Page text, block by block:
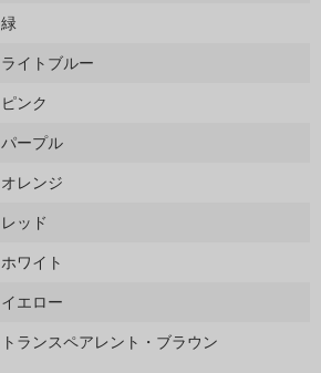
緑
ライトブルー
ピンク
パープル
オレンジ
レッド
ホワイト
イエロー
トランスペアレント・ブラウン